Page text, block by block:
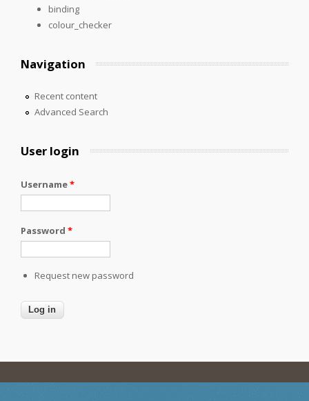
binding
colour_checker
Navigation
Recent content
Advanced Search
User login
Username*
Password *
Request new password